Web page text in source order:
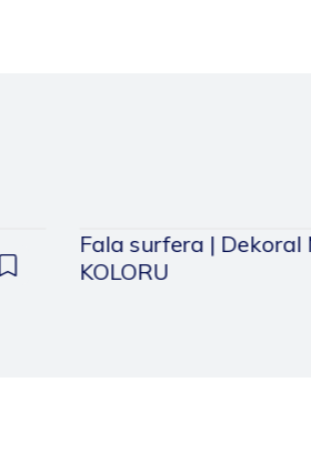
Dodaj
Fala surfera | Dekoral
KOLORU